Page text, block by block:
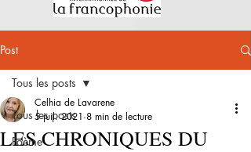
Post
Tous les posts
Poème
Tous les posts
LES CHRONIQUES DU
Celhia de Lavarene
5 juil. 2021 8 min de lecture